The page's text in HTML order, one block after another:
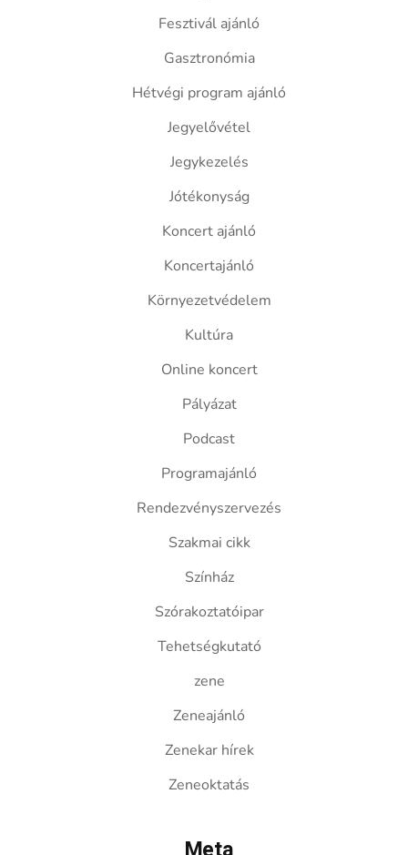
Fesztivál ajánló
Gasztronómia
Hétvégi program ajánló
Jegyelővétel
Jegykezelés
Jótékonyság
Koncert ajánló
Koncertajánló
Környezetvédelem
Kultúra
Online koncert
Pályázat
Podcast
Programajánló
Rendezvényszervezés
Szakmai cikk
Színház
Szórakoztatóipar
Tehetségkutató
zene
Zeneajánló
Zenekar hírek
Zeneoktatás